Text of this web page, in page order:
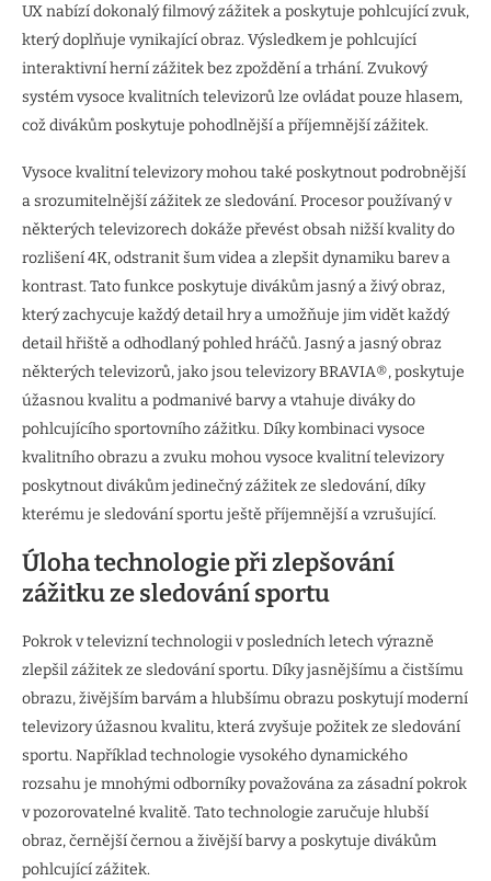
UX nabízí dokonalý filmový zážitek a poskytuje pohlcující zvuk,
který doplňuje vynikající obraz. Výsledkem je pohlcující
interaktivní herní zážitek bez zpoždění a trhání. Zvukový
systém vysoce kvalitních televizorů lze ovládat pouze hlasem,
což divákům poskytuje pohodlnější a příjemnější zážitek.
Vysoce kvalitní televizory mohou také poskytnout podrobnější
a srozumitelnější zážitek ze sledování. Procesor používaný v
některých televizorech dokáže převést obsah nižší kvality do
rozlišení 4K, odstranit šum videa a zlepšit dynamiku barev a
kontrast. Tato funkce poskytuje divákům jasný a živý obraz,
který zachycuje každý detail hry a umožňuje jim vidět každý
detail hřiště a odhodlaný pohled hráčů. Jasný a jasný obraz
některých televizorů, jako jsou televizory BRAVIA®, poskytuje
úžasnou kvalitu a podmanivé barvy a vtahuje diváky do
pohlcujícího sportovního zážitku. Díky kombinaci vysoce
kvalitního obrazu a zvuku mohou vysoce kvalitní televizory
poskytnout divákům jedinečný zážitek ze sledování, díky
kterému je sledování sportu ještě příjemnější a vzrušující.
Úloha technologie při zlepšování
zážitku ze sledování sportu
Pokrok v televizní technologii v posledních letech výrazně
zlepšil zážitek ze sledování sportu. Díky jasnějšímu a čistšímu
obrazu, živějším barvám a hlubšímu obrazu poskytují moderní
televizory úžasnou kvalitu, která zvyšuje požitek ze sledování
sportu. Například technologie vysokého dynamického
rozsahu je mnohými odborníky považována za zásadní pokrok
v pozorovatelné kvalitě. Tato technologie zaručuje hlubší
obraz, černější černou a živější barvy a poskytuje divákům
pohlcující zážitek.